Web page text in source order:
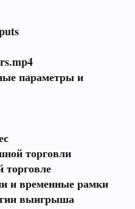
параметры и
торговли
торговле
и временные рамки
выигрыша